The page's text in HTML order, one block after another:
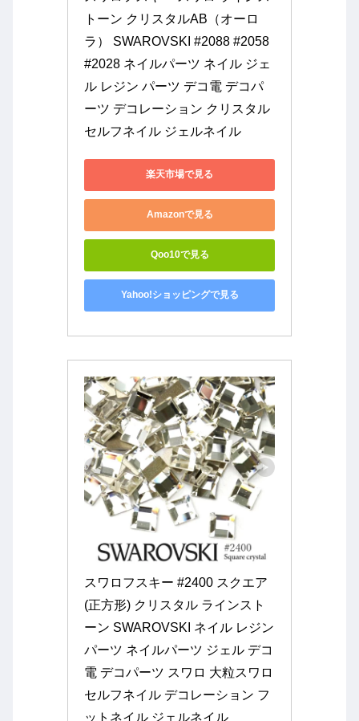
トーン クリスタルAB（オーロ
ラ） SWAROVSKI #2088 #2058
#2028 ネイルパーツ ネイル ジェ
ル レジン パーツ デコ電 デコパ
ーツ デコレーション クリスタル
セルフネイル ジェルネイル
楽天市場で見る
Amazonで見る
Qoo10で見る
Yahoo!ショッピングで見る
スワロフスキー #2400 スクエア
(正方形) クリスタル ラインスト
ーン SWAROVSKI ネイル レジン
パーツ ネイルパーツ ジェル デコ
電 デコパーツ スワロ 大粒スワロ
セルフネイル デコレーション フ
ットネイル ジェルネイル